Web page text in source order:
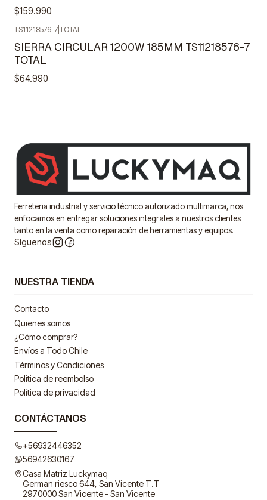
$159.990
Agotado
TS11218576-7 TOTAL
SIERRA CIRCULAR 1200W 185MM TS11218576-7
TOTAL
$64.990
Ferreteria industrial y servicio técnico autorizado multimarca, nos
enfocamos en entregar soluciones integrales a nuestros clientes
tanto en la venta como reparación de herramientas y equipos.
Síguenos
NUESTRA TIENDA
Contacto
Quienes somos
¿Cómo comprar?
Envíos a Todo Chile
Términos y Condiciones
Politica de reembolso
Política de privacidad
CONTÁCTANOS
+56932446352
56942630167
Casa Matriz Luckymaq
German riesco 644, San Vicente T.T
2970000 San Vicente - San Vicente